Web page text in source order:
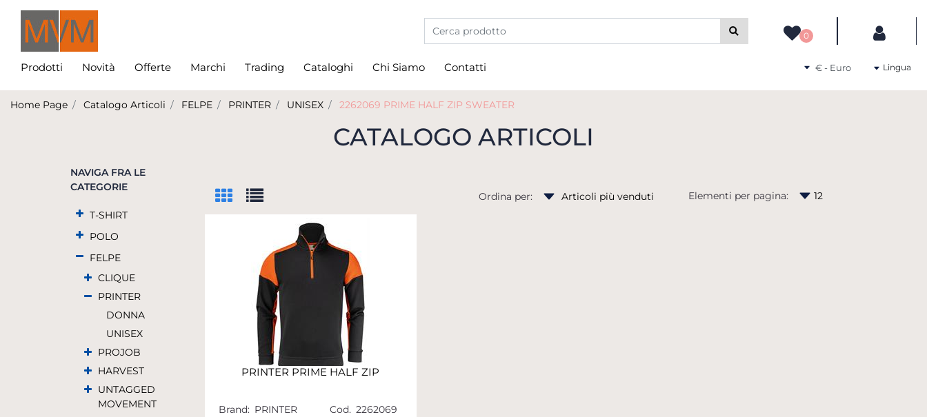
La modifica di un filtro aggiorna automaticamente gli altri filtri disponibili.
0
Prodotti Novità Offerte Marchi Trading Cataloghi Chi Siamo Contatti Seleziona una valuta
Lingua
Home Page Catalogo Articoli FELPE PRINTER UNISEX 2262069 PRIME HALF ZIP SWEATER
CATALOGO ARTICOLI
NAVIGA FRA LE
CATEGORIE
T-SHIRT
POLO
FELPE
CLIQUE
PRINTER
DONNA
UNISEX
PROJOB
HARVEST
UNTAGGED
MOVEMENT
Ordina per: Elementi per pagina:
PRINTER PRIME HALF ZIP
Brand: PRINTER Cod. 2262069